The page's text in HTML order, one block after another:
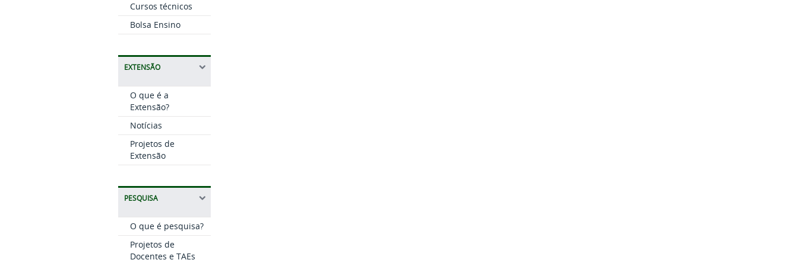
Cursos técnicos
Bolsa Ensino
EXTENSÃO
O que é a
Extensão?
Notícias
Projetos de
Extensão
PESQUISA
O que é pesquisa?
Projetos de
Docentes e TAEs